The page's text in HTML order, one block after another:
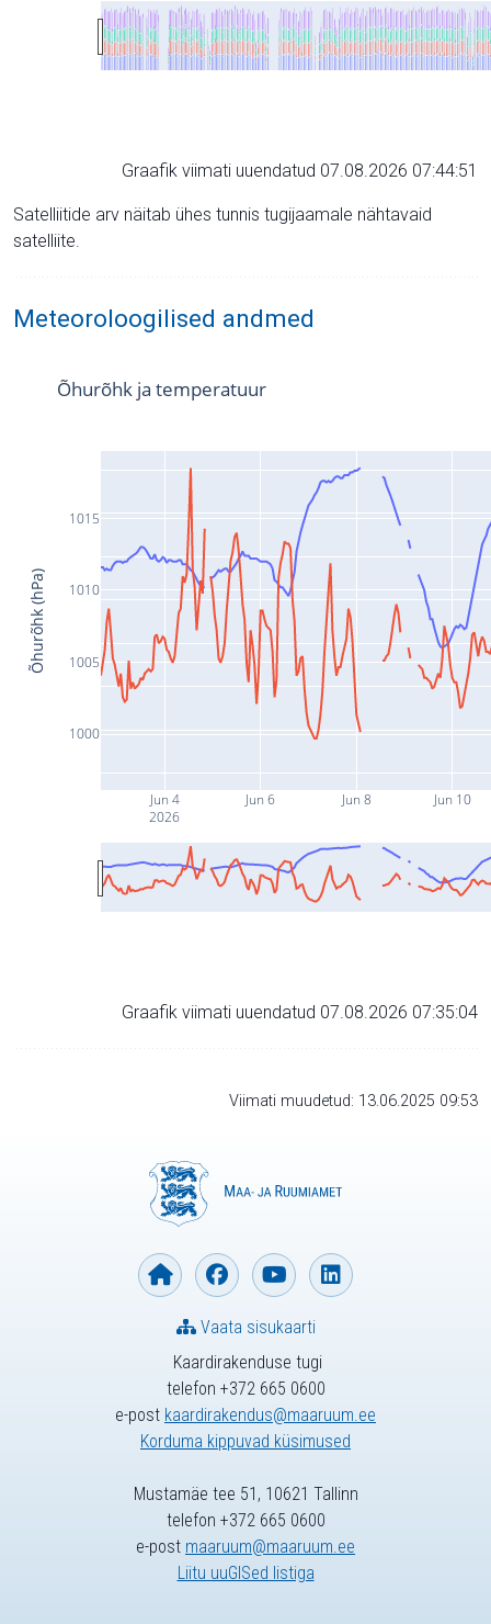
Graafik viimati uuendatud 07.08.2026 07:44:51
Satelliitide arv näitab ühes tunnis tugijaamale nähtavaid
satelliite.
Meteoroloogilised andmed
Jun 4
2026
Jun 6 Jun 8 Jun 10
1000
1005
1010
1015
Õhurõhk ja temperatuur
Õhurõhk (hPa)
Graafik viimati uuendatud 07.08.2026 07:35:04
Viimati muudetud: 13.06.2025 09:53
Kaardirakenduse tugi
telefon +372 665 0600
e-post kaardirakendus@maaruum.ee
Korduma kippuvad küsimused
Vaata sisukaarti
Mustamäe tee 51, 10621 Tallinn
telefon +372 665 0600
e-post maaruum@maaruum.ee
Liitu uuGISed listiga